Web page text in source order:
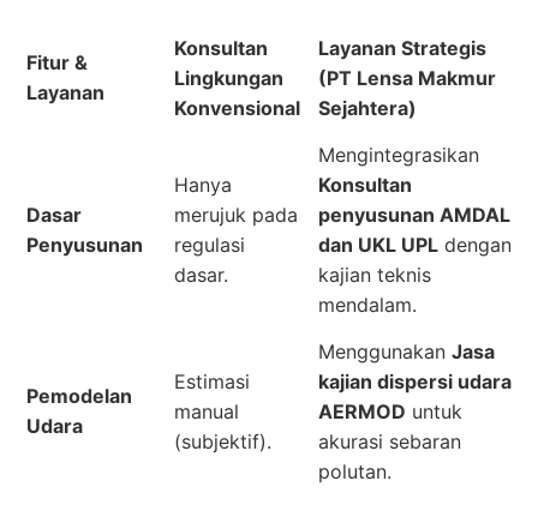
Fitur &
Layanan
Konsultan
Lingkungan
Konvensional
Layanan Strategis
(PT Lensa Makmur
Sejahtera)
Dasar
Penyusunan
Hanya
merujuk pada
regulasi
dasar.
Mengintegrasikan
Konsultan
penyusunan AMDAL
dan UKL UPL dengan
kajian teknis
mendalam.
Pemodelan
Udara
Estimasi
manual
(subjektif).
Menggunakan Jasa
kajian dispersi udara
AERMOD untuk
akurasi sebaran
polutan.